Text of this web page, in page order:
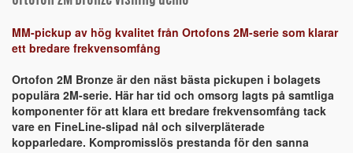
MM-pickup av hög kvalitet från Ortofons 2M-serie som klarar
ett bredare frekvensomfång
Ortofon 2M Bronze är den näst bästa pickupen i bolagets
populära 2M-serie. Här har tid och omsorg lagts på samtliga
komponenter för att klara ett bredare frekvensomfång tack
vare en FineLine-slipad nål och silverpläterade
kopparledare. Kompromisslös prestanda för den sanna